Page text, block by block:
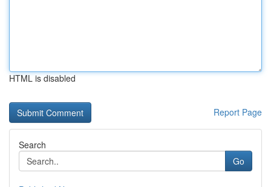
HTML is disabled
Report Page
Search
Go